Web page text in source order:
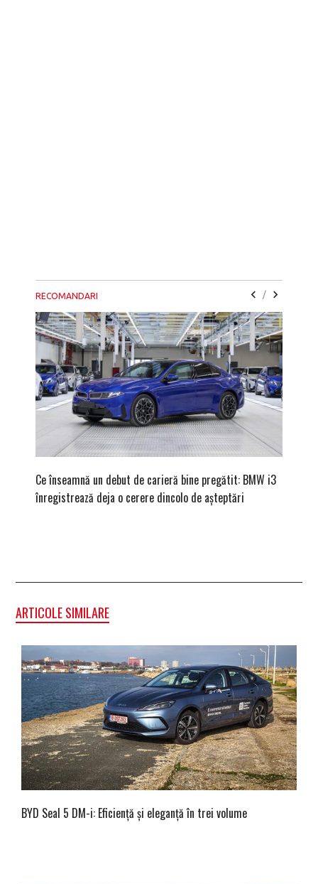
RECOMANDARI /
Ce înseamnă un debut de carieră bine pregătit: BMW i3
înregistrează deja o cerere dincolo de așteptări
ARTICOLE SIMILARE
BYD Seal 5 DM-i: Eficiență și eleganță în trei volume